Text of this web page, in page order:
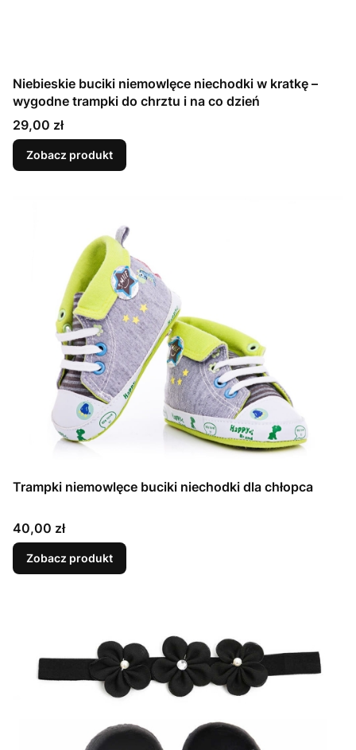
Niebieskie buciki niemowlęce niechodki w kratkę –
wygodne trampki do chrztu i na co dzień
Cena
29,00 zł
Zobacz produkt
Trampki niemowlęce buciki niechodki dla chłopca
Cena
40,00 zł
Zobacz produkt